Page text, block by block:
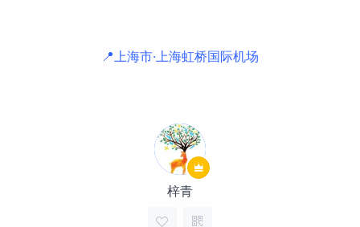
📍上海市·上海虹桥国际机场
梓青